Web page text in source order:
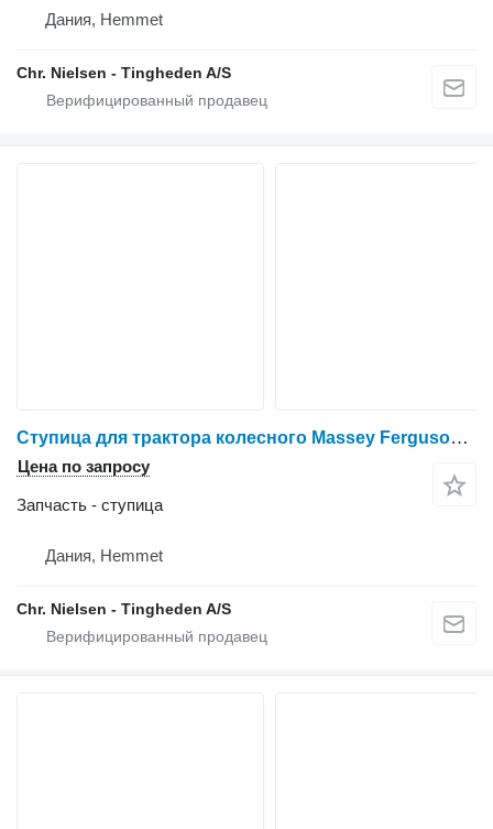
Дания, Hemmet
Chr. Nielsen - Tingheden A/S
Ступица для трактора колесного Massey Ferguson 6465
Цена по запросу
Запчасть - ступица
Дания, Hemmet
Chr. Nielsen - Tingheden A/S